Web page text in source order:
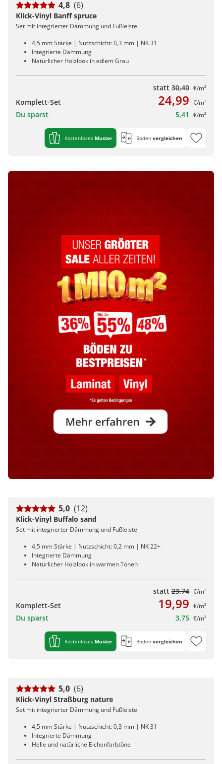
4,8 (6)
Klick-Vinyl Banff spruce
Set mit integrierter Dämmung und Fußleiste
4,5 mm Stärke | Nutzschicht: 0,3 mm | NK 31
Integrierte Dämmung
Natürlicher Holzlook in edlem Grau
statt 30,40 €/m²
Komplett-Set 24,99 €/m²
Du sparst 5,41 €/m²
Kostenloses Muster Boden vergleichen
5,0 (12)
Klick-Vinyl Buffalo sand
Set mit integrierter Dämmung und Fußleiste
4,5 mm Stärke | Nutzschicht: 0,2 mm | NK 22+
Integrierte Dämmung
Natürlicher Holzlook in warmen Tönen
statt 23,74 €/m²
Komplett-Set 19,99 €/m²
Du sparst 3,75 €/m²
Kostenloses Muster Boden vergleichen
5,0 (6)
Klick-Vinyl Straßburg nature
Set mit integrierter Dämmung und Fußleiste
4,5 mm Stärke | Nutzschicht: 0,3 mm | NK 31
Integrierte Dämmung
Helle und natürliche Eichenfarbtöne